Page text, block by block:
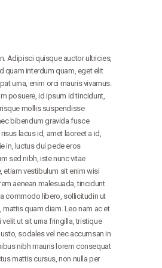
Adipisci quisque auctor ultricies,
quam interdum quam, eget elit
urna, enim orci mauris vivamus.
posuere, id ipsum id tincidunt,
mollis suspendisse
bibendum gravida fusce
lacus id, amet laoreet a id,
in, luctus dui pede eros
sed nibh, iste nunc vitae
etiam vestibulum sit enim wisi
aenean malesuada, tincidunt
commodo libero, sollicitudin ut
mattis quam diam. Leo nam ac et
velit ut sit urna fringilla, tristique
sodales vel nec accumsan in
nibh mauris lorem consequat
mattis cursus, non nulla per